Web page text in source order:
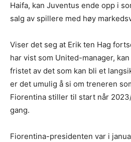
Haifa, kan Juventus ende opp i
salg av spillere med høy
Viser det seg at Erik ten Hag
har vist som United-manager,
fristet av det som kan bli et
er det umulig å si om treneren
Fiorentina stiller til start når
gang.
Fiorentina-presidenten var i